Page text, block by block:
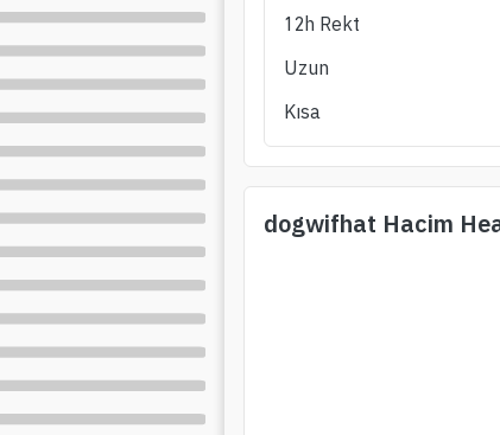
12h Rekt
Uzun
Kısa
dogwifhat Hacim